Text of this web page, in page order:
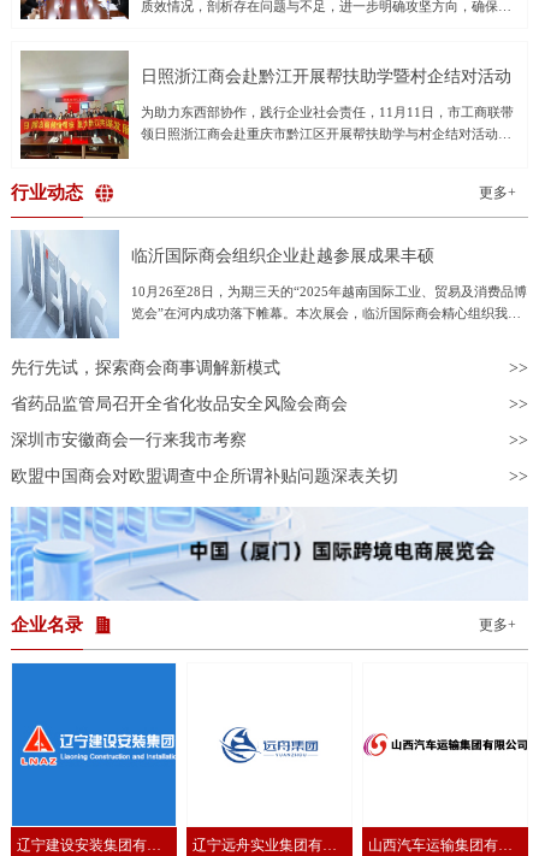
投资中心，重视对中小科技企业的培育；打造内陆制度型的开放
商会
起执法办案的职责使命，全力以赴提升办案质效，打好收官战，
当前我市法院受理案件增长快、存量案件较多、个别质效指标差
于不满意值的工作形势，从横向和纵向对比中找准差距，对照年
度工作要点和任务分工方案，系统梳理工作进度，把握时间窗
理。要不折不扣贯彻立案登记制，在确保案件质量的前提下，提
质效情况，剖析存在问题与不足，进一步明确攻坚方向，确保圆
况，重点分析当前存在的短板弱项，提出针对性工作建议。会议
任，凝聚团队合力清旧存、提质效；二是提高审判效率，进一步
做好繁简分流，严把审限变更关口，加强鉴定等案件督促推进，
段，推动矛盾纠纷高效化解；四是统筹推进各项工作，牢固树
立“一盘棋”思想，加强各部门衔接配合，对照年度重点工作查漏
补缺，确保各项部署落地见效，打好全年工作收官之战。
日照浙江商会赴黔江开展帮扶助学暨村企结对活动
为助力东西部协作，践行企业社会责任，11月11日，市工商联带
领日照浙江商会赴重庆市黔江区开展帮扶助学与村企结对活动。
走访和参观考察的形式，深化了东西部协作与企地交流。日照浙
江商会执行会长施铝锡，黔江区工商联党组书记陈武，党组成
望活动当日，双方首先在正阳街道桐坪社区居委会举行了简洁而
温馨的村企结对仪式。日照浙江商会5家会员企业分别与正阳街道
桐坪社区、白石镇鞍山村、天河村、凤山村、中河村正式建立结
他们的求学压力，激励他们奋发向上。日照浙江商会施会长表
示：“教育是阻断贫困代际传递的根本之策。日照浙江商会始终关
注社会公益，尤其重视教育事业。我们希望通过这次绵薄之力，
为黔江的孩子们点亮一盏希望的灯，帮助他们更好地完成学业，
行业动态 更多+
临沂国际商会组织企业赴越参展成果丰硕
10月26至28日，为期三天的“2025年越南国际工业、贸易及消费品博
览会”在河内成功落下帷幕。本次展会，临沂国际商会精心组织我市
60%，充分展现了临沂商城拓展国际市场的强劲势头与综合实力。本
次临沂参展企业涵盖劳保用品、五金工具、建筑材料、日用百货等多
个优势行业，展品丰富、品类齐全，吸引了大量越南当地企业驻足咨
出浓厚兴趣和高度认可，充分体现了“临沂制造”在东南亚市场的竞争
力和吸引力。展会现场共有30余家临沂企业与越方达成初步采购意
向，意向合作金额约1600万美元。展会期间，由山东省贸促会与越
南工贸部共同主办的中越企业对接会成功举行。临沂展团积极把握机
遇，共有20余家企业参与对接，与越南采购商开展面对面、一对一
的深入洽谈。通过直观的产品展示与专业交流，越方企业进一步加深
了对临沂产品特色与优势的了解，为后续合作奠定了坚实基础。为进
一步把握越南市场动态与消费需求，活动期间，临沂国际商会还组织
先行先试，探索商会商事调解新模式
省药品监管局召开全省化妆品安全风险会商会
深圳市安徽商会一行来我市考察
欧盟中国商会对欧盟调查中企所谓补贴问题深表关切
企业名录 更多+
辽宁建设安装集团有限 辽宁远舟实业集团有限 山西汽车运输集团有限